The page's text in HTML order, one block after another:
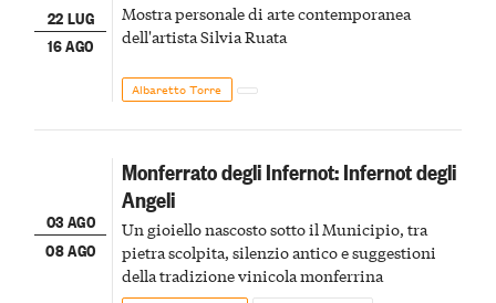
22 LUG
16 AGO
Mostra personale di arte contemporanea
dell'artista Silvia Ruata
Albaretto Torre
03 AGO
08 AGO
Monferrato degli Infernot: Infernot degli
Angeli
Un gioiello nascosto sotto il Municipio, tra
pietra scolpita, silenzio antico e suggestioni
della tradizione vinicola monferrina